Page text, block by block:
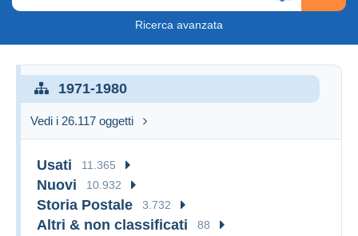
Ricerca avanzata
1971-1980
Vedi i 26.117 oggetti
Usati 11.365
Nuovi 10.932
Storia Postale 3.732
Altri & non classificati 88